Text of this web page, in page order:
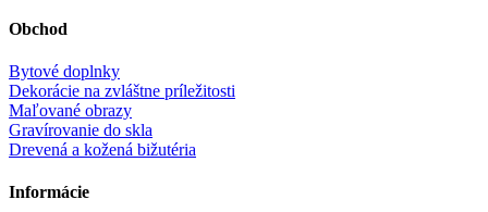
Obchod
Bytové doplnky
Dekorácie na zvláštne príležitosti
Maľované obrazy
Gravírovanie do skla
Drevená a kožená bižutéria
Informácie